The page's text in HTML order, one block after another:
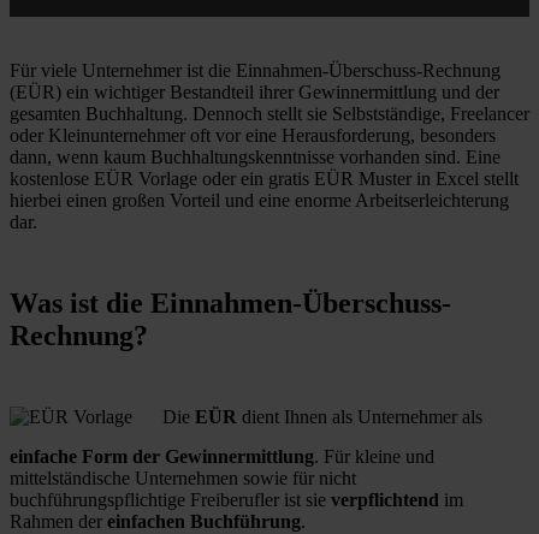
Für viele Unternehmer ist die Einnahmen-Überschuss-Rechnung
(EÜR) ein wichtiger Bestandteil ihrer Gewinnermittlung und der
gesamten Buchhaltung. Dennoch stellt sie Selbstständige, Freelancer
oder Kleinunternehmer oft vor eine Herausforderung, besonders
dann, wenn kaum Buchhaltungskenntnisse vorhanden sind. Eine
kostenlose EÜR Vorlage oder ein gratis EÜR Muster in Excel stellt
hierbei einen großen Vorteil und eine enorme Arbeitserleichterung
dar.
Was ist die Einnahmen-Überschuss-
Rechnung?
Die EÜR dient Ihnen als Unternehmer als
einfache Form der Gewinnermittlung. Für kleine und
mittelständische Unternehmen sowie für nicht
buchführungspflichtige Freiberufler ist sie verpflichtend im
Rahmen der einfachen Buchführung.